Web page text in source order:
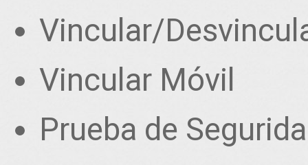
Vincular/
Vincular Móvil
Prueba de